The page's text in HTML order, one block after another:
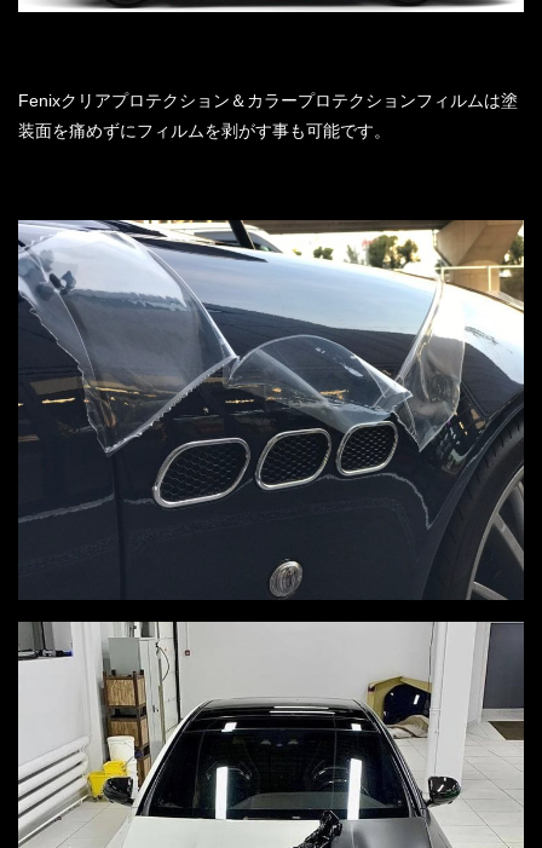
Fenixクリアプロテクション＆カラープロテクションフィルムは塗
装面を痛めずにフィルムを剥がす事も可能です。